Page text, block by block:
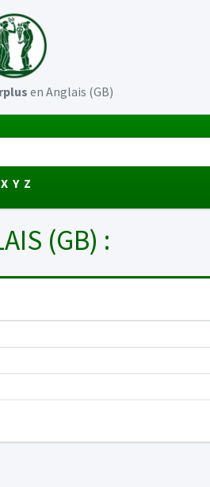
en Anglais (GB)
X Y Z
(GB) :